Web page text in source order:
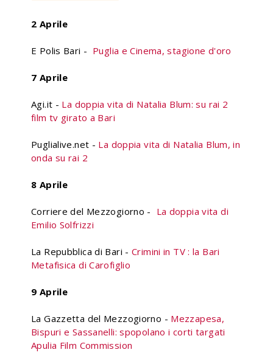
2 Aprile
E Polis Bari - Puglia e Cinema, stagione d'oro
7 Aprile
Agi.it - La doppia vita di Natalia Blum: su rai 2
film tv girato a Bari
Puglialive.net - La doppia vita di Natalia Blum, in
onda su rai 2
8 Aprile
Corriere del Mezzogiorno - La doppia vita di
Emilio Solfrizzi
La Repubblica di Bari - Crimini in TV : la Bari
Metafisica di Carofiglio
9 Aprile
La Gazzetta del Mezzogiorno - Mezzapesa,
Bispuri e Sassanelli: spopolano i corti targati
Apulia Film Commission